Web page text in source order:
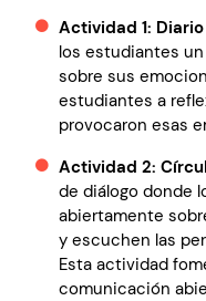
Actividad 1:
los estudiantes
sobre sus
estudiantes a
provocaron esas
Actividad 2:
de diálogo donde
abiertamente
y escuchen las
Esta actividad
comunicación